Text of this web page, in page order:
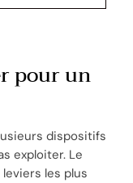
pour un
dispositifs
exploiter. Le
leviers les plus